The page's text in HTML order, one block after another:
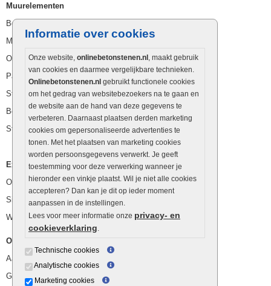
Informatie over cookies
Onze website, onlinebetonstenen.nl , maakt gebruik
van cookies en daarmee vergelijkbare technieken.
Onlinebetonstenen.nl gebruikt functionele cookies
om het gedrag van websitebezoekers na te gaan en
de website aan de hand van deze gegevens te
verbeteren. Daarnaast plaatsen derden marketing
cookies om gepersonaliseerde advertenties te
tonen. Met het plaatsen van marketing cookies
worden persoonsgegevens verwerkt. Je geeft
toestemming voor deze verwerking wanneer je
hieronder een vinkje plaatst. Wil je niet alle cookies
accepteren? Dan kan je dit op ieder moment
aanpassen in de instellingen.
Lees voor meer informatie onze privacy- en
cookieverklaring.
Technische cookies
Analytische cookies
Marketing cookies
Muurelementen
Betonbielzen
Muurstenen
Opsluitbanden
Palissaden
Stapelblokken
Betonblokken
Stapelstenen
Extra benodigdheden
Ophoogzand
Siergrind en siersplit
Waterafvoer
Overig
Aanbiedingen
Goedkope bestrating